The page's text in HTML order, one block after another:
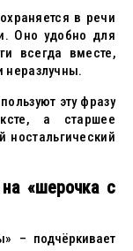
в речи
Оно удобно для
всегда вместе,
неразлучны.
эту фразу
а старшее
ностальгический
«шерочка с
– подчёркивает